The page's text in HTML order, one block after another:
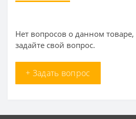
Нет вопросов о данном
задайте свой вопрос.
+ Задать вопрос